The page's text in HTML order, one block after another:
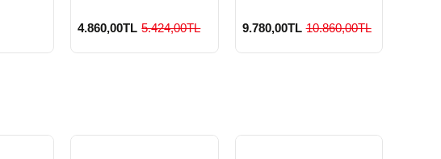
4.860,00TL 5.424,00TL 9.780,00TL 10.860,00TL